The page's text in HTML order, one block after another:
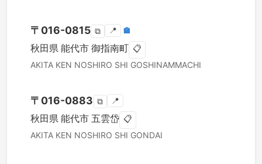
〒 016-0815 ⧉ 📍 🏣
秋田県 能代市 御指南町 📋
AKITA KEN NOSHIRO SHI GOSHINAMMACHI
〒 016-0883 ⧉ 📍
秋田県 能代市 五雲岱 📋
AKITA KEN NOSHIRO SHI GONDAI